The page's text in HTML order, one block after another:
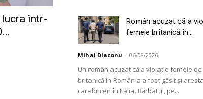
într-
Român acuzat că a
femeie britanică în...
Mihai Diaconu - 06/08/2026
Un român acuzat că a violat o femeie
britanică în România a fost găsit și
carabinieri în Italia. Bărbatul, pe...